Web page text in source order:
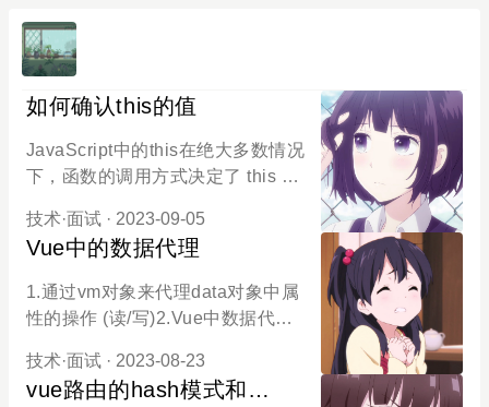
如何确认this的值
JavaScript中的this在绝大多数情况
下，函数的调用方式决定了 this 的
间被赋值，并且在每次函数被调用
时 this 的值也可能会不同。如何确
认this的值:在非严格模式下，总是
指向一个对象，在严格模式下可以
是任意值。1.全局执行环境中，指
向全局对象(非严格模式、严格模
式)2.函数内部，取决于函数被调用
技术·面试 · 2023-09-05
Vue中的数据代理
1.通过vm对象来代理data对象中属
性的操作 (读/写)2.Vue中数据代理
据3.基本原理:通过Object.definePr
operty()把data对象中所有属性添加
技术·面试 · 2023-08-23
vue路由的hash模式和